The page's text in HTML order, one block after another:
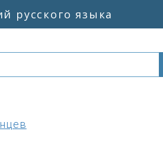
русского языка